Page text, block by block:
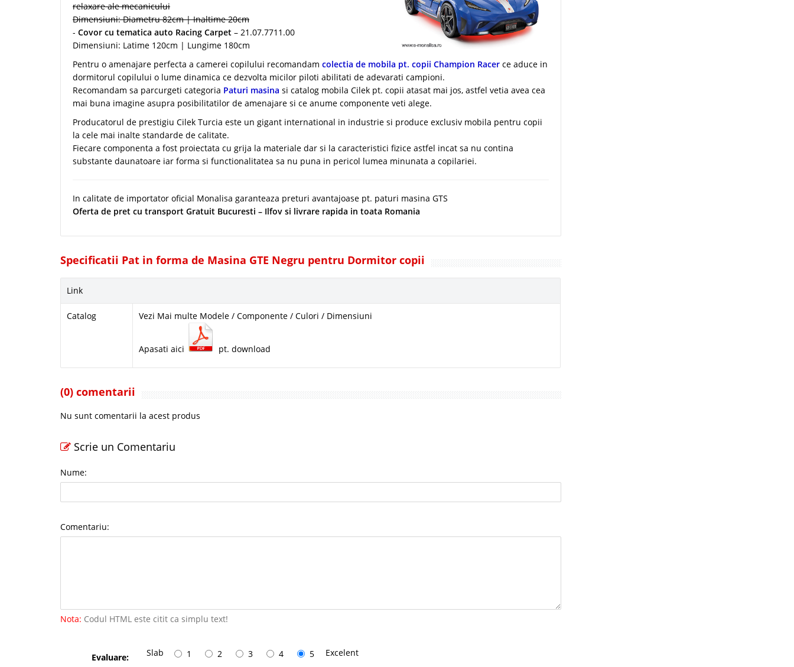
relaxare ale mecanicului
Dimensiuni: Diametru 82cm | Inaltime 20cm
- Covor cu tematica auto Racing Carpet – 21.07.7711.00
Dimensiuni: Latime 120cm | Lungime 180cm
Pentru o amenajare perfecta a camerei copilului recomandam colectia de mobila pt. copii Champion Racer ce aduce in
dormitorul copilului o lume dinamica ce dezvolta micilor piloti abilitati de adevarati campioni.
Recomandam sa parcurgeti categoria Paturi masina si catalog mobila Cilek pt. copii atasat mai jos, astfel vetia avea cea
mai buna imagine asupra posibilitatilor de amenajare si ce anume componente veti alege.
Producatorul de prestigiu Cilek Turcia este un gigant international in industrie si produce exclusiv mobila pentru copii
la cele mai inalte standarde de calitate.
Fiecare componenta a fost proiectata cu grija la materiale dar si la caracteristici fizice astfel incat sa nu contina
substante daunatoare iar forma si functionalitatea sa nu puna in pericol lumea minunata a copilariei.
In calitate de importator oficial Monalisa garanteaza preturi avantajoase pt. paturi masina GTS
Oferta de pret cu transport Gratuit Bucuresti – Ilfov si livrare rapida in toata Romania
Specificatii Pat in forma de Masina GTE Negru pentru Dormitor copii
Link
Catalog Vezi Mai multe Modele / Componente / Culori / Dimensiuni
Apasati aici pt. download
(0) comentarii
Nu sunt comentarii la acest produs
Scrie un Comentariu
Nume:
Comentariu:
Nota: Codul HTML este citit ca simplu text!
Evaluare: Slab 1 2 3 4 5 Excelent